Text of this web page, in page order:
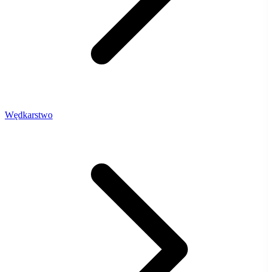
Wędkarstwo